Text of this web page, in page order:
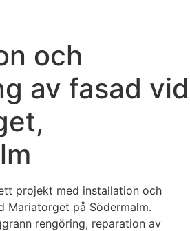
och
av fasad vid
projekt med installation och
Mariatorget på Södermalm.
rengöring, reparation av